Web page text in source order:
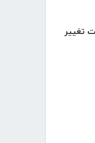
تغییر